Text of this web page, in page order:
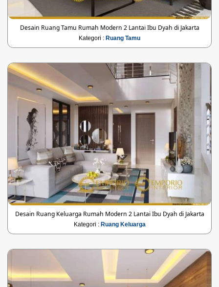
Desain Ruang Tamu Rumah Modern 2 Lantai Ibu Dyah di Jakarta
Kategori : Ruang Tamu
Desain Ruang Keluarga Rumah Modern 2 Lantai Ibu Dyah di Jakarta
Kategori : Ruang Keluarga